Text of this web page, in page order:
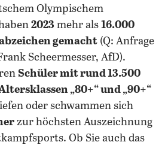
Olympischem
2023 mehr als 16.000
gemacht (Q: Anfrage
Scheermesser, AfD).
Schüler mit rund 13.500
„80+“ und „90+“
oder schwammen sich
zur höchsten Auszeichnung
Ob Sie auch das